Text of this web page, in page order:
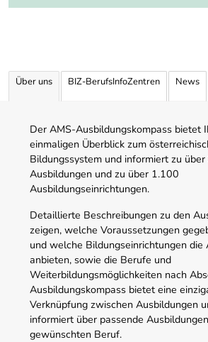
Über uns BIZ-BerufsInfoZentren News
Der AMS-Ausbildungskompass bietet
einmaligen Überblick zum
Bildungssystem und informiert zu
Ausbildungen und zu über 1.100
Ausbildungseinrichtungen.
Detaillierte Beschreibungen zu den
zeigen, welche Voraussetzungen
und welche Bildungseinrichtungen die
anbieten, sowie die Berufe und
Weiterbildungsmöglichkeiten nach
Ausbildungskompass bietet eine
Verknüpfung zwischen Ausbildungen
informiert über passende
gewünschten Beruf.